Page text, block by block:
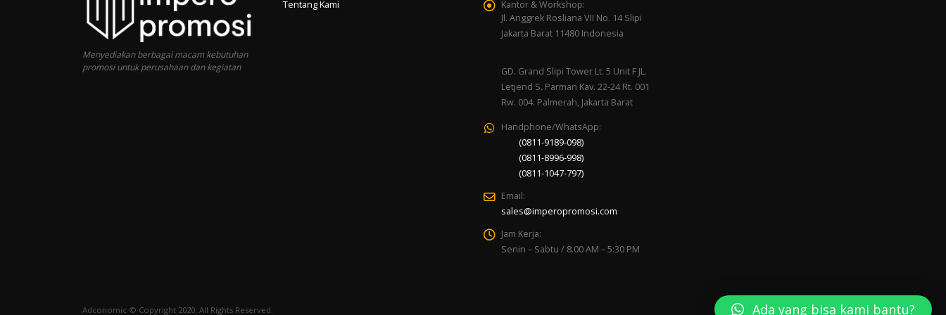
Menyediakan berbagai macam kebutuhan
promosi untuk perusahaan dan kegiatan
Tentang Kami
Kantor & Workshop:
Jl. Anggrek Rosliana VII No. 14 Slipi
Jakarta Barat 11480 Indonesia
GD. Grand Slipi Tower Lt. 5 Unit F JL.
Letjend S. Parman Kav. 22-24 Rt. 001
Rw. 004. Palmerah, Jakarta Barat
Handphone/WhatsApp:
(0811-9189-098)
(0811-8996-998)
(0811-1047-797)
Email:
sales@imperopromosi.com
Jam Kerja:
Senin – Sabtu / 8.00 AM – 5:30 PM
Adconomic © Copyright 2020. All Rights Reserved. Ada yang bisa kami bantu?